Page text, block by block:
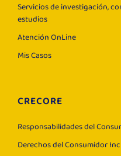
Servicios de investigación,
estudios
Atención OnLine
Mis Casos
CRECORE
Responsabilidades del
Derechos del Consumidor